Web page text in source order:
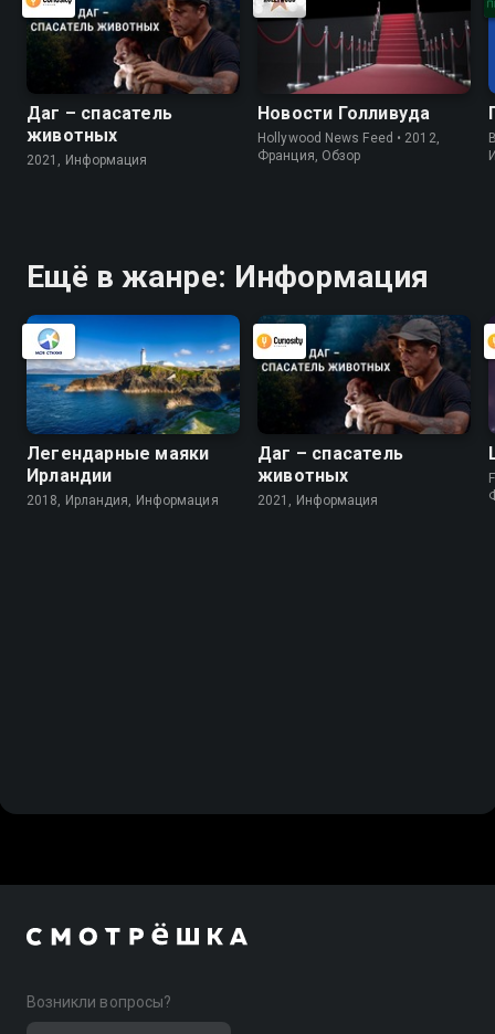
Даг – спасатель
животных
2021, Информация
Новости Голливуда
Hollywood News Feed • 2012,
Франция, Обзор
Ещё в жанре: Информация
Легендарные маяки
Ирландии
2018, Ирландия, Информация
Даг – спасатель
животных
2021, Информация
Возникли вопросы?